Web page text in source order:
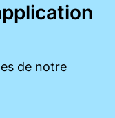
de notre